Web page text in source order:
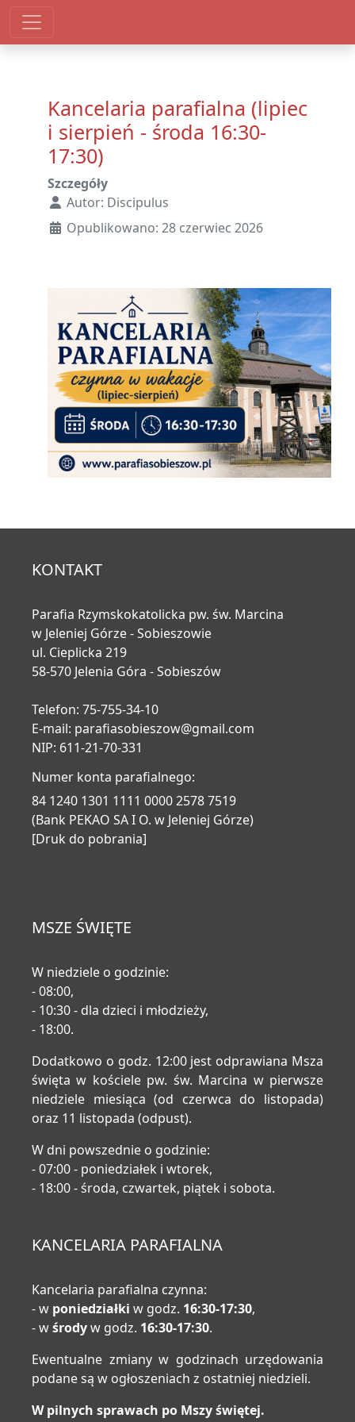
Kancelaria parafialna (lipiec
i sierpień - środa 16:30-
17:30)
Szczegóły
Autor: Discipulus
Opublikowano: 28 czerwiec 2026
KONTAKT
Parafia Rzymskokatolicka pw. św. Marcina
w Jeleniej Górze - Sobieszowie
ul. Cieplicka 219
58-570 Jelenia Góra - Sobieszów
Telefon: 75-755-34-10
E-mail: parafiasobieszow@gmail.com
NIP: 611-21-70-331
Numer konta parafialnego:
84 1240 1301 1111 0000 2578 7519
(Bank PEKAO SA I O. w Jeleniej Górze)
[Druk do pobrania]
MSZE ŚWIĘTE
W niedziele o godzinie:
- 08:00,
- 10:30 - dla dzieci i młodzieży,
- 18:00.
Dodatkowo o godz. 12:00 jest odprawiana Msza
święta w kościele pw. św. Marcina w pierwsze
niedziele miesiąca (od czerwca do listopada)
oraz 11 listopada (odpust).
W dni powszednie o godzinie:
- 07:00 - poniedziałek i wtorek,
- 18:00 - środa, czwartek, piątek i sobota.
KANCELARIA PARAFIALNA
Kancelaria parafialna czynna:
- w poniedziałki w godz. 16:30-17:30,
- wśrodyw godz. 16:30-17:30.
Ewentualne zmiany w godzinach urzędowania
podane są w ogłoszeniach z ostatniej niedzieli.
W pilnych sprawach po Mszy świętej.